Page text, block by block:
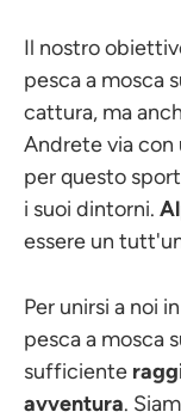
Il nostro
pesca a mosca
cattura, ma
Andrete via
per questo
i suoi dintorni.
essere un
Per unirsi a noi
pesca a mosca
sufficiente
avventura.